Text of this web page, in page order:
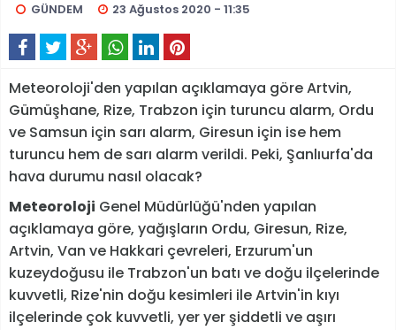
GÜNDEM 23 Ağustos 2020 - 11:35
Meteoroloji'den yapılan açıklamaya göre Artvin,
Gümüşhane, Rize, Trabzon için turuncu alarm, Ordu
ve Samsun için sarı alarm, Giresun için ise hem
turuncu hem de sarı alarm verildi. Peki, Şanlıurfa'da
hava durumu nasıl olacak?
Meteoroloji Genel Müdürlüğü'nden yapılan
açıklamaya göre, yağışların Ordu, Giresun, Rize,
Artvin, Van ve Hakkari çevreleri, Erzurum'un
kuzeydoğusu ile Trabzon'un batı ve doğu ilçelerinde
kuvvetli, Rize'nin doğu kesimleri ile Artvin'in kıyı
ilçelerinde çok kuvvetli, yer yer şiddetli ve aşırı